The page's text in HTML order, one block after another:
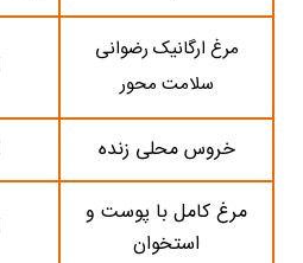
مرغ ارگانیک رضوانی
سلامت محور
خروس محلی زنده
مرغ کامل با پوست و
استخوان